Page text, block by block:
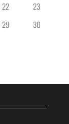
22
23
29
30